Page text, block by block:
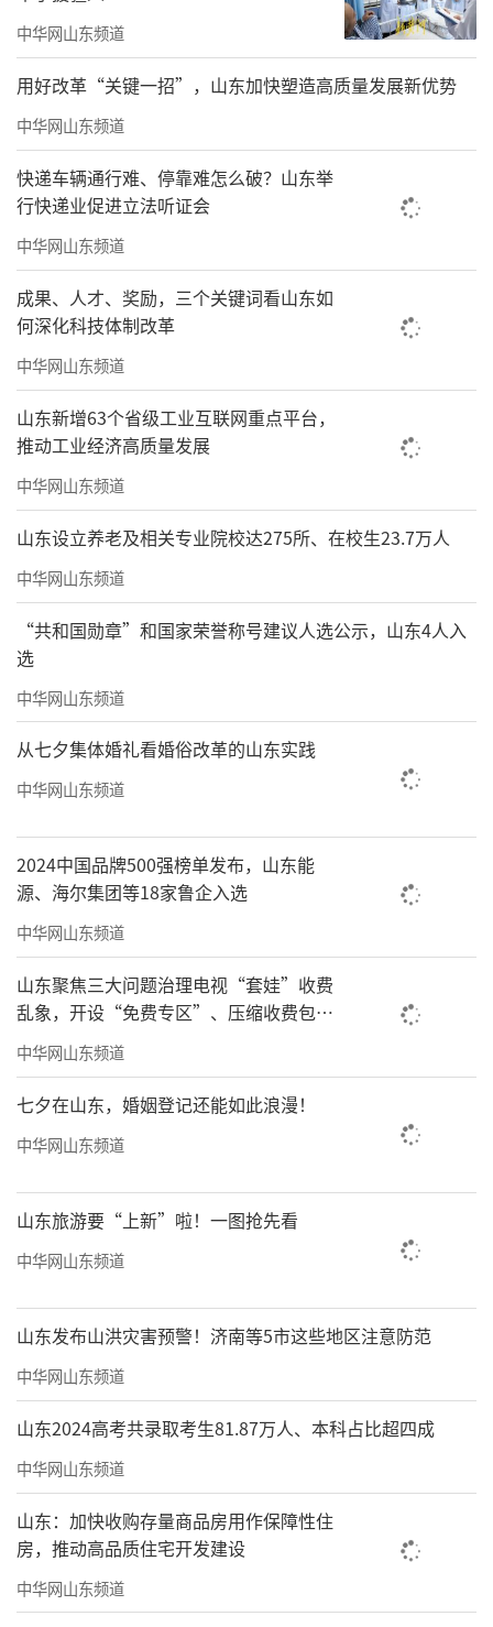
中华网山东频道
用好改革“关键一招”，山东加快塑造高质量发展新优势
中华网山东频道
快递车辆通行难、停靠难怎么破？山东举
行快递业促进立法听证会
中华网山东频道
成果、人才、奖励，三个关键词看山东如
何深化科技体制改革
中华网山东频道
山东新增63个省级工业互联网重点平台，
推动工业经济高质量发展
中华网山东频道
山东设立养老及相关专业院校达275所、在校生23.7万人
中华网山东频道
“共和国勋章”和国家荣誉称号建议人选公示，山东4人入
选
中华网山东频道
从七夕集体婚礼看婚俗改革的山东实践
中华网山东频道
2024中国品牌500强榜单发布，山东能
源、海尔集团等18家鲁企入选
中华网山东频道
山东聚焦三大问题治理电视“套娃”收费
乱象，开设“免费专区”、压缩收费包比
例70%以上
中华网山东频道
七夕在山东，婚姻登记还能如此浪漫！
中华网山东频道
山东旅游要“上新”啦！一图抢先看
中华网山东频道
山东发布山洪灾害预警！济南等5市这些地区注意防范
中华网山东频道
山东2024高考共录取考生81.87万人、本科占比超四成
中华网山东频道
山东：加快收购存量商品房用作保障性住
房，推动高品质住宅开发建设
中华网山东频道